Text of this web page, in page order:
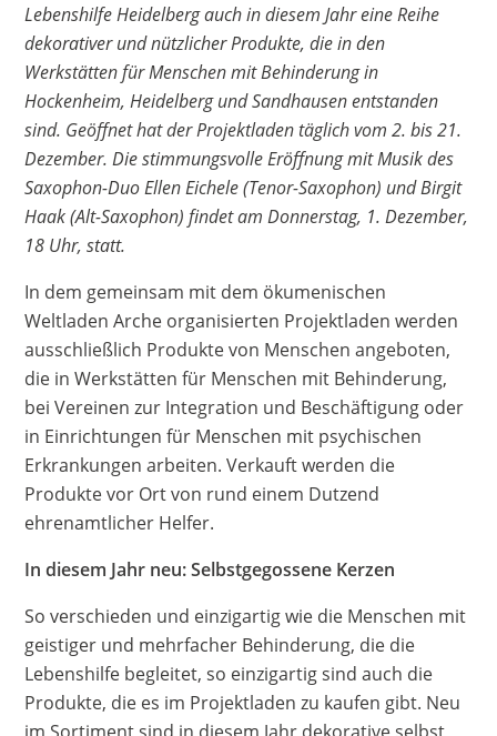
Lebenshilfe Heidelberg auch in diesem Jahr eine Reihe
dekorativer und nützlicher Produkte, die in den
Werkstätten für Menschen mit Behinderung in
Hockenheim, Heidelberg und Sandhausen entstanden
sind. Geöffnet hat der Projektladen täglich vom 2. bis 21.
Dezember. Die stimmungsvolle Eröffnung mit Musik des
Saxophon-Duo Ellen Eichele (Tenor-Saxophon) und Birgit
Haak (Alt-Saxophon) findet am Donnerstag, 1. Dezember,
18 Uhr, statt.
In dem gemeinsam mit dem ökumenischen
Weltladen Arche organisierten Projektladen werden
ausschließlich Produkte von Menschen angeboten,
die in Werkstätten für Menschen mit Behinderung,
bei Vereinen zur Integration und Beschäftigung oder
in Einrichtungen für Menschen mit psychischen
Erkrankungen arbeiten. Verkauft werden die
Produkte vor Ort von rund einem Dutzend
ehrenamtlicher Helfer.
In diesem Jahr neu: Selbstgegossene Kerzen
So verschieden und einzigartig wie die Menschen mit
geistiger und mehrfacher Behinderung, die die
Lebenshilfe begleitet, so einzigartig sind auch die
Produkte, die es im Projektladen zu kaufen gibt. Neu